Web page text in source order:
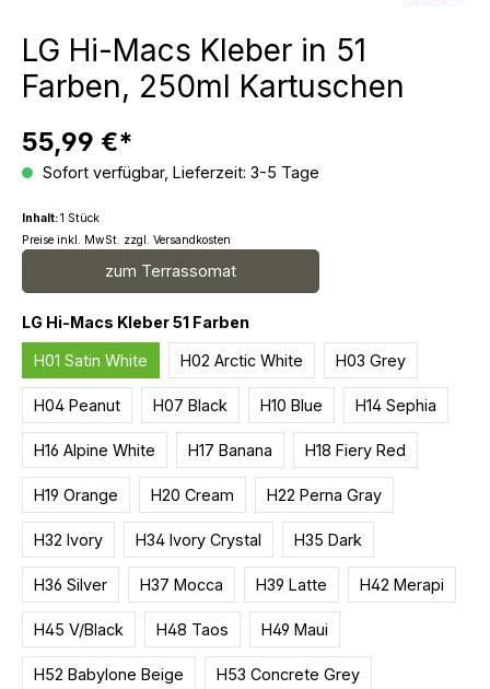
LG Hi-Macs Kleber in 51
Farben, 250ml Kartuschen
55,99 €*
Sofort verfügbar, Lieferzeit: 3-5 Tage
Inhalt:1 Stück
Preise inkl. MwSt. zzgl. Versandkosten
zum Terrassomat
LG Hi-Macs Kleber 51 Farbenauswählen
H01 Satin White H02 Arctic White H03 Grey
H04 Peanut H07 Black H10 Blue H14 Sephia
H16 Alpine White H17 Banana H18 Fiery Red
H19 Orange H20 Cream H22 Perna Gray
H32 Ivory H34 Ivory Crystal H35 Dark
H36 Silver H37 Mocca H39 Latte H42 Merapi
H45 V/Black H48 Taos H49 Maui
H52 Babylone Beige H53 Concrete Grey